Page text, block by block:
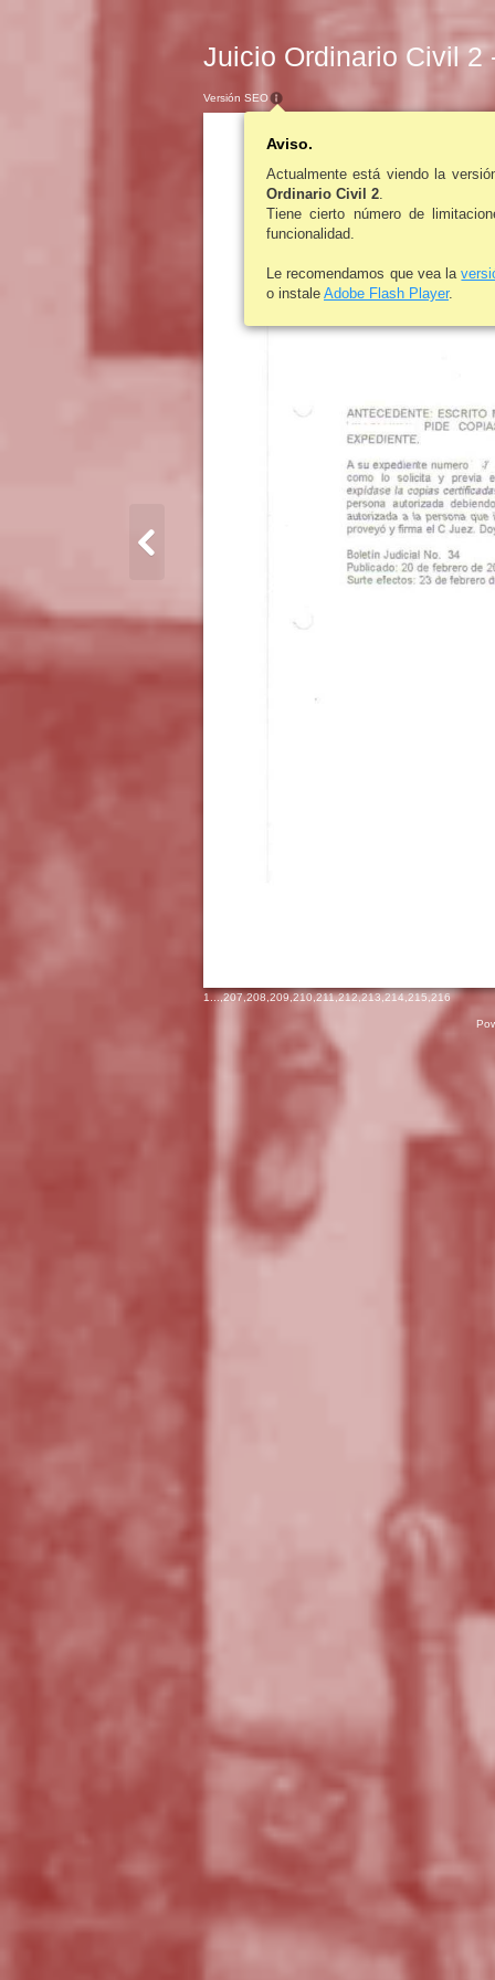
Juicio Ordinario Civil 2
Versión SEO
Aviso.
Actualmente está viendo la
Ordinario Civil 2
Tiene cierto número de
funcionalidad.
Le recomendamos que vea la
o instale Adobe Flash Player.
1 ...,207,208,209,210,211,212,213,214,215,216